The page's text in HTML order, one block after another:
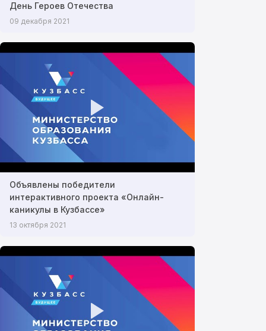
День Героев Отечества
09 декабря 2021
Объявлены победители
интерактивного проекта «Онлайн-
каникулы в Кузбассе»
13 октября 2021